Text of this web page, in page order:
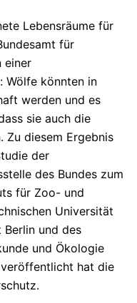
Lebensräume für
für
einer
Wölfe könnten in
werden und es
sie auch die
Zu diesem Ergebnis
der
des Bundes zum
für Zoo- und
Universität
und des
und Ökologie
hat die